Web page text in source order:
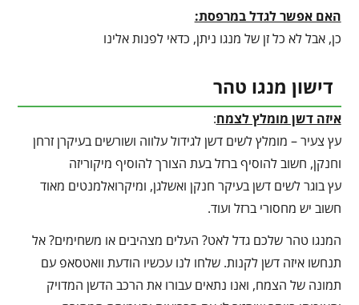
האם אפשר לגדל במרפסת:
כן, אבל לא כל זן של מנגו ניתן, כדאי לפנות אלינו
דישון מנגו טהר
איזה דשן מומלץ לצמח:
עץ צעיר – מומלץ לשים דשן לגידול עלווה ושורשים בעיקרן זרחן
וחנקן, חשוב להוסיף ברזל בעת הצורך להוסיף מיקוריזה
עץ בוגר לשים דשן בעיקר חנקן ואשלגן, ומיקרואלמנטים מאוד
חשוב יש מחסורי ברזל ועוד.
המנגו טהר שלכם גדל לאט? העלים מצהיבים או משחימים? אל
תנחשו איזה דשן לקנות. שלחו לנו עכשיו הודעת וואטסאפ עם
תמונה של הצמח, ואנו נתאים עבורו את הרכב הדשן המדויק